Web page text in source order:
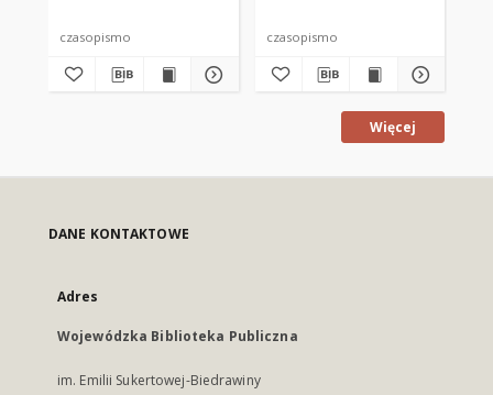
czasopismo czasopismo
Więcej
DANE KONTAKTOWE
Adres
Wojewódzka Biblioteka Publiczna
im. Emilii Sukertowej-Biedrawiny